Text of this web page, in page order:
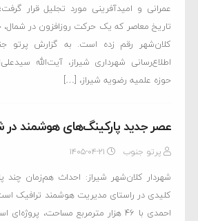
عمرانی و امیدآفرینی مورد تجلیل قرار
تاریخ معاصر که یک حرکت روزافزون در
کلان‌شهر رقم زده است. به گزارش پرتو
اطلاع‌رسانی شهرداری شیراز، آیت‌الله
حوزه علمیه رضویه شیراز، […]
عصر جدید پارکینگ‌های هوشمند در
پرتو جنوب ۱۴۰۵-۰۴-۲۱
شهردار کلان‌شهر شیراز: احداث هم‌زمان چند
کلیدی در راستای مدیریت هوشمند ترافیک
احمدی با ۴۶ هزار مترمربع مساحت،